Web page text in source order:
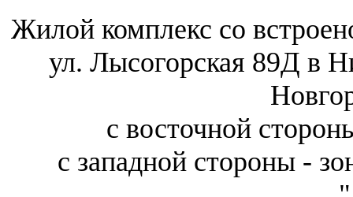
Жилой комплекс со
ул. Лысогорская 89Д в
с восточной
с западной стороны -